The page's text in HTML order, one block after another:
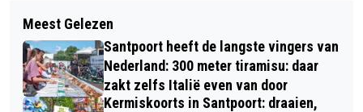
WAAR IS DE MOL? KOMEND WEEKEND
NATIONALE MOLLENTELLING
DIT JAAR WEER EEN ÉCHTE
BEVRIJDINGSPOP HAARLEM IN DE
HAARLEMMERHOUT
Meest Gelezen
Santpoort heeft de langste vingers van
Nederland: 300 meter tiramisu: daar
zakt zelfs Italië even van door
Kermiskoorts in Santpoort: draaien,